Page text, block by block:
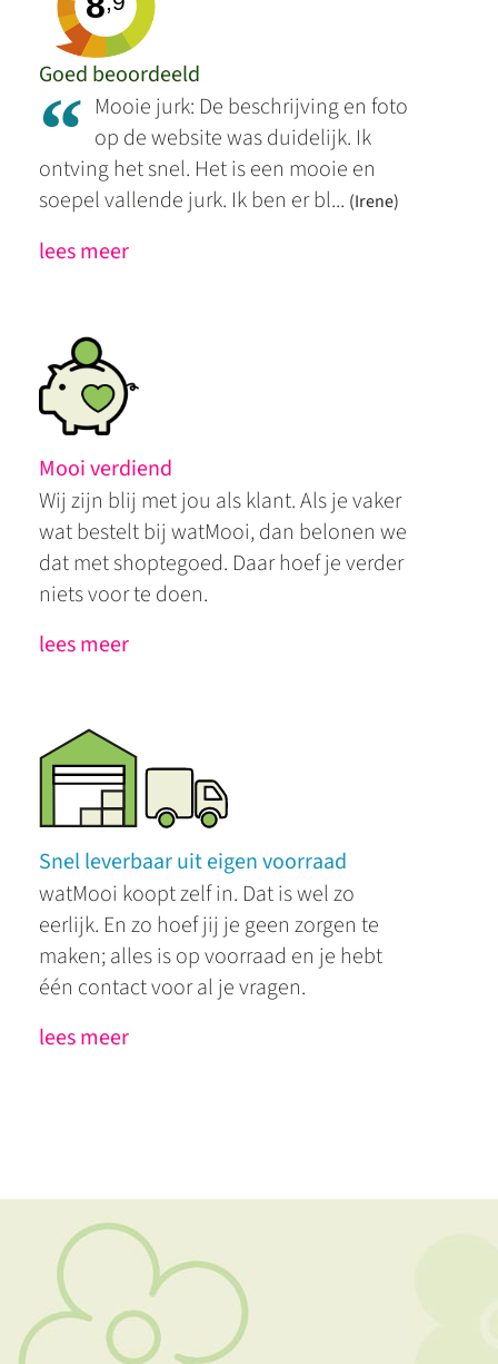
Goed beoordeeld
“ Mooie jurk: De beschrijving en foto
op de website was duidelijk. Ik
ontving het snel. Het is een mooie en
soepel vallende jurk. Ik ben er bl... (Irene)
lees meer
Mooi verdiend
Wij zijn blij met jou als klant. Als je vaker
wat bestelt bij watMooi, dan belonen we
dat met shoptegoed. Daar hoef je verder
niets voor te doen.
lees meer
Snel leverbaar uit eigen voorraad
watMooi koopt zelf in. Dat is wel zo
eerlijk. En zo hoef jij je geen zorgen te
maken; alles is op voorraad en je hebt
één contact voor al je vragen.
lees meer